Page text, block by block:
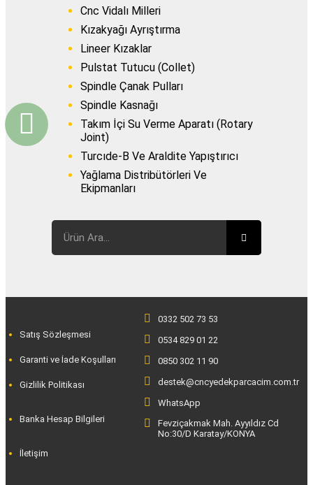
Cnc Vidalı Milleri
Kızakyağı Ayrıştırma
Lineer Kızaklar
Pulstat Tutucu (Collet)
Spindle Çanak Pulları
Spindle Kasnağı
Takım İçi Su Verme Aparatı (Rotary
Joint)
Turcıde-B Ve Araldite Yapıştırıcı
Yağlama Distribütörleri Ve
Ekipmanları
Satış Sözleşmesi
Garanti ve İade Koşulları
Gizlilik Politikası
Banka Hesap Bilgileri
İletişim
0332 502 73 53
0534 829 01 22
0850 302 11 90
destek@cncyedekparcacim.com.tr
WhatsApp
Fevziçakmak Mah. Ayyıldız Cd
No:30/D Karatay/KONYA